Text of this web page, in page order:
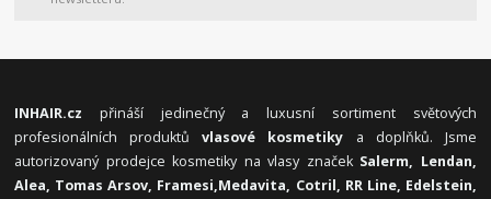
INHAIR.cz přináší jedinečný a luxusní sortiment světových
profesionálních produktůvlasové kosmetiky a doplňků. Jsme
autorizovaný prodejce kosmetiky na vlasy značek Salerm, Lendan,
Alea, Tomas Arsov, Framesi,Medavita, Cotril, RR Line, Edelstein,